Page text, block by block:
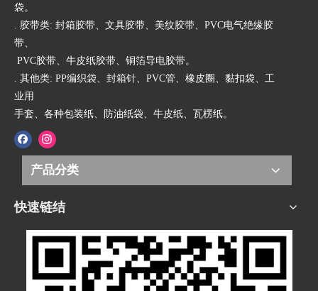
袋。
. 胶带类: 封箱胶带、文具胶带、美纹胶带、PVC电气绝缘胶
带、
PVC胶带、牛皮纸胶带、铜箔导电胶带。
. 其他类: PP编织袋、封箱针、PVC管、橡皮圈、黏扣袋、工
业用
手套、各种包装纸、防油纸袋、牛皮纸、瓦楞纸。
产品分类
快速链结